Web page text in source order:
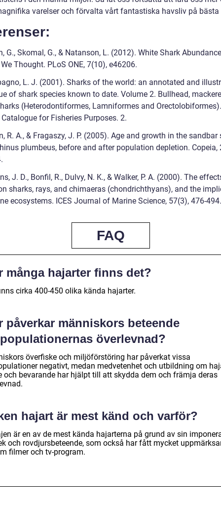
varelser och förvalta vårt fantastiska havsliv på bästa
G., Skomal, G., & Natanson, L. (2012). White Shark
Thought. PLoS ONE, 7(10), e46206.
L. J. (2001). Sharks of the world: an annotated and
of shark species known to date. Volume 2. Bullhead,
(Heterodontiformes, Lamniformes and
for Fisheries Purposes. 2.
R. A., & Fragaszy, J. P. (2005). Age and growth in the sandbar
plumbeus, before and after population depletion. Copeia,
J. D., Bonfil, R., Dulvy, N. K., & Walker, P. A. (2000). The
sharks, rays, and chimaeras (chondrichthyans), and the
ecosystems. ICES Journal of Marine Science, 57(3), 476-494.
FAQ
många hajarter finns det?
cirka 400-450 olika kända hajarter.
påverkar människors beteende
överlevnad?
överfiske och miljöförstöring har påverkat vissa
negativt, medan medvetenhet och utbildning om
och bevarande har hjälpt till att skydda dem och främja deras
hajart är mest känd och varför?
är en av de mest kända hajarterna på grund av sin
och rovdjursbeteende, som också har fått mycket
filmer och tv-program.